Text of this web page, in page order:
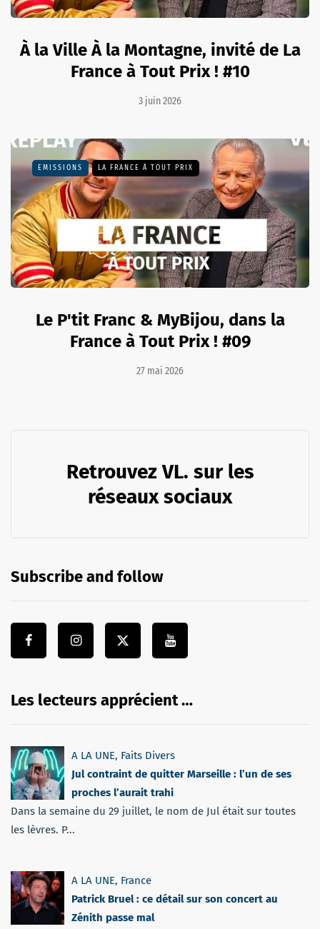
À la Ville À la Montagne, invité de La
France à Tout Prix ! #10
3 juin 2026
EMISSIONS LA FRANCE À TOUT PRIX
Le P'tit Franc & MyBijou, dans la
France à Tout Prix ! #09
27 mai 2026
Retrouvez VL. sur les
réseaux sociaux
Subscribe and follow
Les lecteurs apprécient …
A LA UNE, Faits Divers
Jul contraint de quitter Marseille : l’un de ses
proches l’aurait trahi
Dans la semaine du 29 juillet, le nom de Jul était sur toutes
les lèvres. P...
A LA UNE, France
Patrick Bruel : ce détail sur son concert au
Zénith passe mal